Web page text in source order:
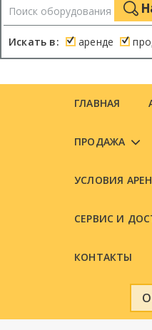
Искать в: аренде
ГЛАВНАЯ
ПРОДАЖА
УСЛОВИЯ
СЕРВИС И
КОНТАКТЫ